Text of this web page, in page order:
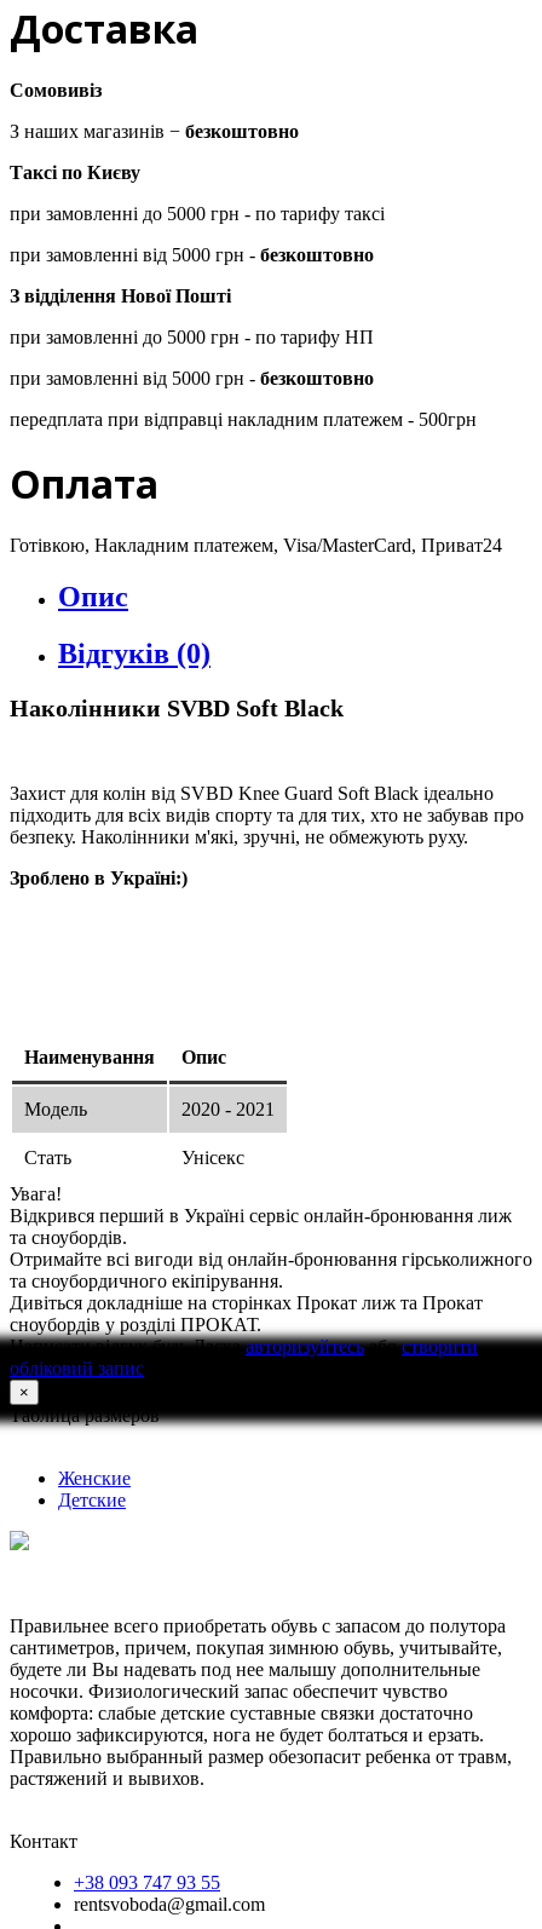
Доставка
Сомовивіз
З наших магазинів − безкоштовно
Таксі по Києву
при замовленні до 5000 грн - по тарифу таксі
при замовленні від 5000 грн - безкоштовно
З відділення Нової Пошті
при замовленні до 5000 грн - по тарифу НП
при замовленні від 5000 грн - безкоштовно
передплата при відправці накладним платежем - 500грн
Оплата
Готівкою, Накладним платежем, Visa/MasterCard, Приват24
Опис
Відгуків (0)
Наколінники SVBD Soft Black
Захист для колін від SVBD Knee Guard Soft Black ідеально
підходить для всіх видів спорту та для тих, хто не забував про
безпеку. Наколінники м'які, зручні, не обмежують руху.
Зроблено в Україні:)
Наименування Опис
Модель 2020 - 2021
Стать
Унісекс
Увага!
Відкрився перший в Україні сервіс онлайн-бронювання лиж
та сноубордів.
Отримайте всі вигоди від онлайн-бронювання гірськолижного
та сноубордичного екіпірування.
Дивіться докладніше на сторінках Прокат лиж та Прокат
сноубордів у розділі ПРОКАТ.
Написати відгукбудь Ласкаавторизуйтесьабостворити
обліковий запис
×
Таблица размеров
Женские
Детские
Правильнее всего приобретать обувь с запасом до полутора
сантиметров, причем, покупая зимнюю обувь, учитывайте,
будете ли Вы надевать под нее малышу дополнительные
носочки. Физиологический запас обеспечит чувство
комфорта: слабые детские суставные связки достаточно
хорошо зафиксируются, нога не будет болтаться и ерзать.
Правильно выбранный размер обезопасит ребенка от травм,
растяжений и вывихов.
Контакт
+38 093 747 93 55
rentsvoboda@gmail.com